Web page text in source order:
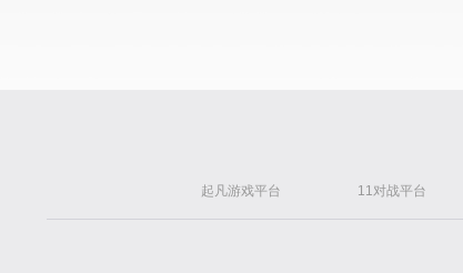
起凡游戏平台 11对战平台